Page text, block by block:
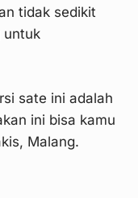
tidak sedikit
untuk
sate ini adalah
ini bisa kamu
Malang.